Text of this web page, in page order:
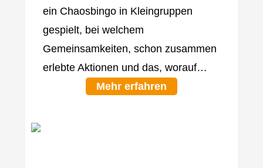
ein Chaosbingo in Kleingruppen
gespielt, bei welchem
Gemeinsamkeiten, schon zusammen
erlebte Aktionen und das, worauf…
Mehr erfahren